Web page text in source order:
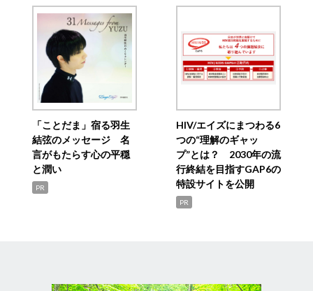
「ことだま」宿る羽生
結弦のメッセージ 名
言がもたらす心の平穏
と潤い
PR
HIV/エイズにまつわる6
つの“理解のギャッ
プ”とは？ 2030年の流
行終結を目指すGAP6の
特設サイトを公開
PR